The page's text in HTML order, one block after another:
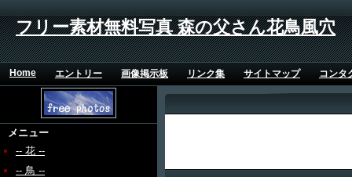
フリー素材無料写真 森の父さん花鳥風穴
Home エントリー 画像掲示板 リンク集 サイトマップ コンタ
メニュー
-- 花 --
-- 鳥 --